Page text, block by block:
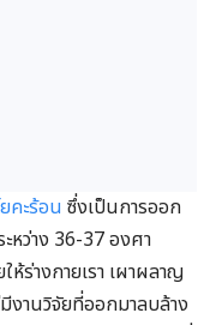
คะร้อน ซึ่งเป็นการออก
หว่าง 36-37 องศา
ให้ร่างกายเรา เผาผลาญ
งานวิจัยที่ออกมาลบล้าง